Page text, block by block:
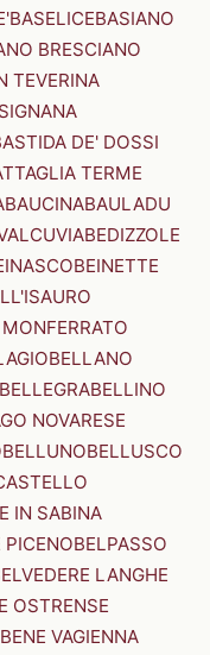
BASELICEBASIANO
BRESCIANO
TEVERINA
DE' DOSSI
TERME
BAUCINABAULADU
BEDIZZOLE
BEINETTE
BELLANO
BELLEGRABELLINO
NOVARESE
BELLUNOBELLUSCO
IN SABINA
BELPASSO
LANGHE
OSTRENSE
BENE VAGIENNA